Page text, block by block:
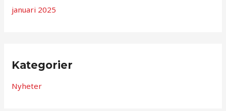
januari 2025
Kategorier
Nyheter